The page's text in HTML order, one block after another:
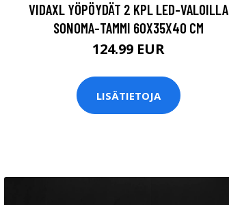
VIDAXL YÖPÖYDÄT 2 KPL LED-VALOILLA
SONOMA-TAMMI 60X35X40 CM
124.99 EUR
LISÄTIETOJA